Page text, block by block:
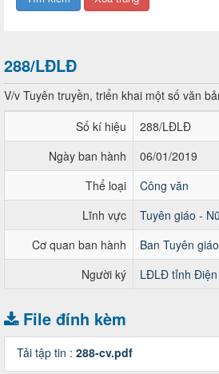
288/LĐLĐ
V/v Tuyên truyền, triển khai một số văn
Số kí hiệu
288/LĐLĐ
Ngày ban hành
06/01/2019
Thể loại
Công văn
Lĩnh vực
Tuyên giáo -
Cơ quan ban hành
Ban Tuyên
Người ký
LĐLĐ tỉnh Điện
File đính kèm
Tải tập tin : 288-cv.pdf